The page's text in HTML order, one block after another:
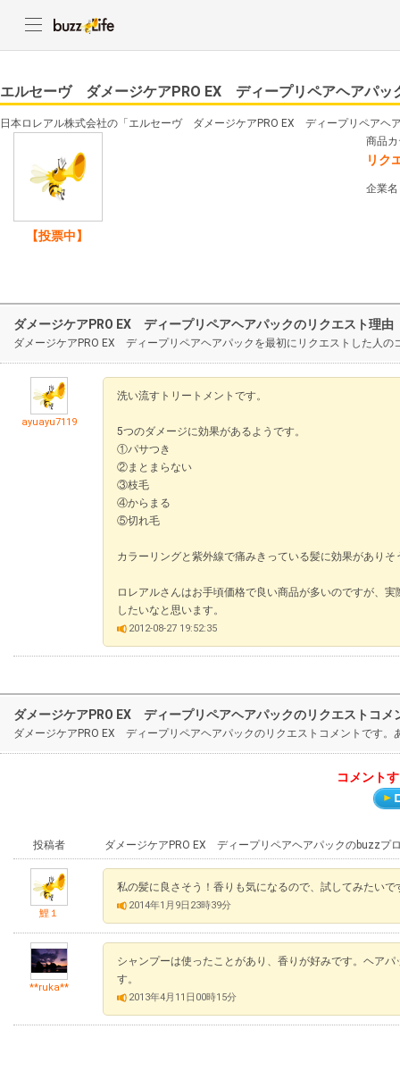
エルセーヴ ダメージケアPRO EX ディープリペアヘアパッ
日本ロレアル株式会社の「エルセーヴ ダメージケアPRO EX ディープリペアヘ
【投票中】
商品
リク
企業
ダメージケアPRO EX ディープリペアヘアパックのリクエスト理由
ダメージケアPRO EX ディープリペアヘアパックを最初にリクエストした人の
ayuayu7119
洗い流すトリートメントです。
5つのダメージに効果があるようです。
①パサつき
②まとまらない
③枝毛
④からまる
⑤切れ毛
カラーリングと紫外線で痛みきっている髪に効果があり
ロレアルさんはお手頃価格で良い商品が多いのですが、
したいなと思います。
2012-08-27 19:52:35
ダメージケアPRO EX ディープリペアヘアパックのリクエストコメ
ダメージケアPRO EX ディープリペアヘアパックのリクエストコメントです
コメント
投稿者 ダメージケアPRO EX ディープリペアヘアパックのbuzzプ
鯉１
私の髪に良さそう！香りも気になるので、試してみたいで
2014年1月9日23時39分
**ruka**
シャンプーは使ったことがあり、香りが好みです。ヘア
す。
2013年4月11日00時15分